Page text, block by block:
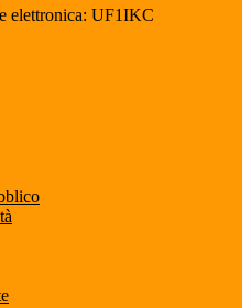
elettronica: UF1IKC